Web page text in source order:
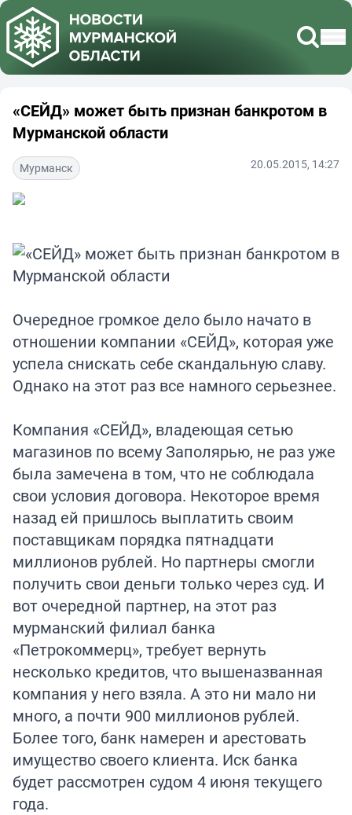
«СЕЙД» может быть признан банкротом в
Мурманской области
Мурманск 20.05.2015, 14:27
Очередное громкое дело было начато в
отношении компании «СЕЙД», которая уже
успела снискать себе скандальную славу.
Однако на этот раз все намного серьезнее.
Компания «СЕЙД», владеющая сетью
магазинов по всему Заполярью, не раз уже
была замечена в том, что не соблюдала
свои условия договора. Некоторое время
назад ей пришлось выплатить своим
поставщикам порядка пятнадцати
миллионов рублей. Но партнеры смогли
получить свои деньги только через суд. И
вот очередной партнер, на этот раз
мурманский филиал банка
«Петрокоммерц», требует вернуть
несколько кредитов, что вышеназванная
компания у него взяла. А это ни мало ни
много, а почти 900 миллионов рублей.
Более того, банк намерен и арестовать
имущество своего клиента. Иск банка
будет рассмотрен судом 4 июня текущего
года.